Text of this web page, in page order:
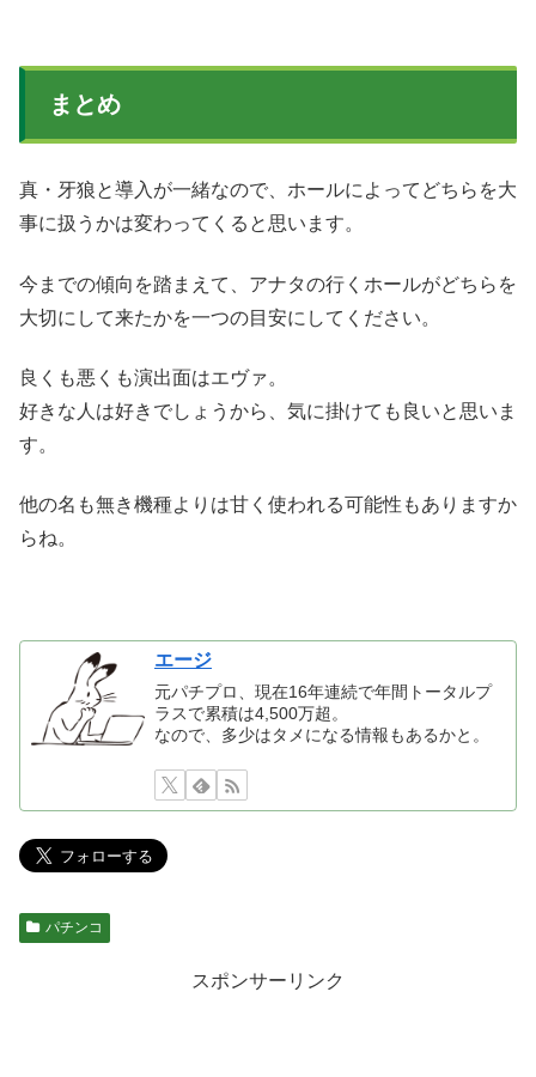
まとめ
真・牙狼と導入が一緒なので、ホールによってどちらを大
事に扱うかは変わってくると思います。
今までの傾向を踏まえて、アナタの行くホールがどちらを
大切にして来たかを一つの目安にしてください。
良くも悪くも演出面はエヴァ。
好きな人は好きでしょうから、気に掛けても良いと思いま
す。
他の名も無き機種よりは甘く使われる可能性もありますか
らね。
エージ
元パチプロ、現在16年連続で年間トータルプ
ラスで累積は4,500万超。
なので、多少はタメになる情報もあるかと。
パチンコ
スポンサーリンク